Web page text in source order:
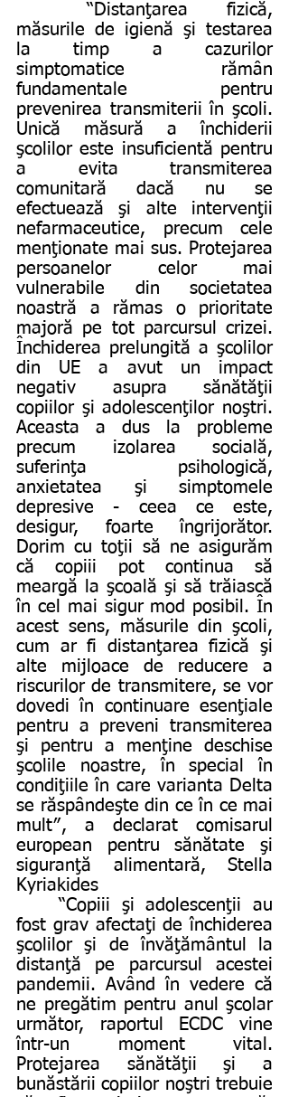
măsurile de igienă şi testarea
la timp a cazurilor
simptomatice rămân
fundamentale pentru
prevenirea transmiterii în şcoli.
Unică măsură a închiderii
şcolilor este insuficientă pentru
a evita transmiterea
comunitară dacă nu se
efectuează şi alte intervenţii
nefarmaceutice, precum cele
menţionate mai sus. Protejarea
persoanelor celor mai
vulnerabile din societatea
noastră a rămas o prioritate
majoră pe tot parcursul crizei.
Închiderea prelungită a şcolilor
din UE a avut un impact
negativ asupra sănătăţii
copiilor şi adolescenţilor noştri.
Aceasta a dus la probleme
precum izolarea socială,
suferinţa psihologică,
anxietatea şi simptomele
depresive - ceea ce este,
desigur, foarte îngrijorător.
Dorim cu toţii să ne asigurăm
că copiii pot continua să
meargă la şcoală şi să trăiască
în cel mai sigur mod posibil. În
acest sens, măsurile din şcoli,
cum ar fi distanţarea fizică şi
alte mijloace de reducere a
riscurilor de transmitere, se vor
dovedi în continuare esenţiale
pentru a preveni transmiterea
şi pentru a menţine deschise
şcolile noastre, în special în
condiţiile în care varianta Delta
se răspândeşte din ce în ce mai
mult″, a declarat comisarul
european pentru sănătate şi
siguranţă alimentară, Stella
Kyriakides
fost grav afectaţi de închiderea
şcolilor şi de învăţământul la
distanţă pe parcursul acestei
pandemii. Având în vedere că
ne pregătim pentru anul şcolar
următor, raportul ECDC vine
într-un moment vital.
Protejarea sănătăţii şi a
bunăstării copiilor noştri trebuie